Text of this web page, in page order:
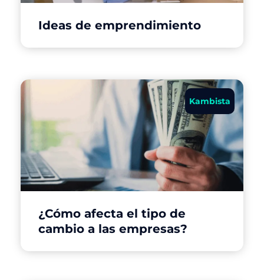
Ideas de emprendimiento
Kambista
¿Cómo afecta el tipo de
cambio a las empresas?